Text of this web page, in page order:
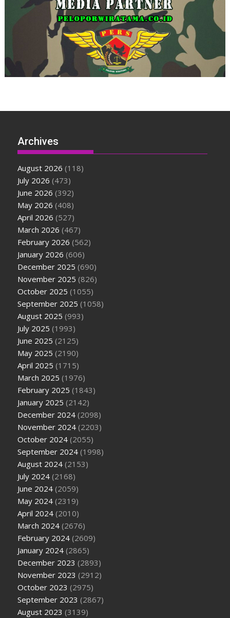
Archives
August 2026 (118)
July 2026 (473)
June 2026 (392)
May 2026 (408)
April 2026 (527)
March 2026 (467)
February 2026 (562)
January 2026 (606)
December 2025 (690)
November 2025 (826)
October 2025 (1055)
September 2025 (1058)
August 2025 (993)
July 2025 (1993)
June 2025 (2125)
May 2025 (2190)
April 2025 (1715)
March 2025 (1976)
February 2025 (1843)
January 2025 (2142)
December 2024 (2098)
November 2024 (2203)
October 2024 (2055)
September 2024 (1998)
August 2024 (2153)
July 2024 (2168)
June 2024 (2059)
May 2024 (2319)
April 2024 (2010)
March 2024 (2676)
February 2024 (2609)
January 2024 (2865)
December 2023 (2893)
November 2023 (2912)
October 2023 (2975)
September 2023 (2867)
August 2023 (3139)